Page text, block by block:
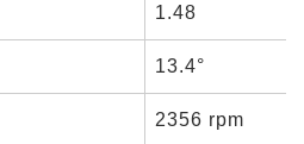
1.48
13.4°
2356 rpm